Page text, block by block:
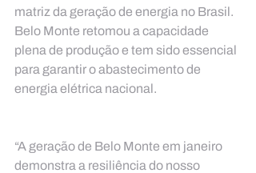
matriz da geração de energia no Brasil.
Belo Monte retomou a capacidade
plena de produção e tem sido essencial
para garantir o abastecimento de
energia elétrica nacional.
“A geração de Belo Monte em janeiro
demonstra a resiliência do nosso